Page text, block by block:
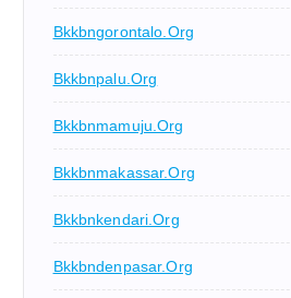
Bkkbngorontalo.org
Bkkbnpalu.org
Bkkbnmamuju.org
Bkkbnmakassar.org
Bkkbnkendari.org
Bkkbndenpasar.org